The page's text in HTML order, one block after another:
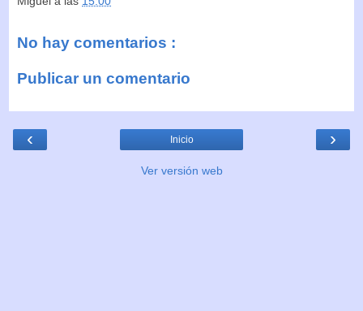
No hay comentarios :
Publicar un comentario
‹ ›
Inicio
Ver versión web